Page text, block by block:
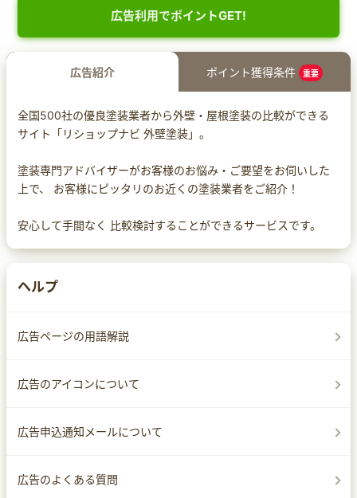
広告利用でポイントGET!
広告紹介 ポイント獲得条件 重要
全国500社の優良塗装業者から外壁・屋根塗装の比較ができる
サイト「リショップナビ 外壁塗装」。
塗装専門アドバイザーがお客様のお悩み・ご要望をお伺いした
上で、 お客様にピッタリのお近くの塗装業者をご紹介！
安心して手間なく 比較検討することができるサービスです。
ヘルプ
広告ページの用語解説
広告のアイコンについて
広告申込通知メールについて
広告のよくある質問